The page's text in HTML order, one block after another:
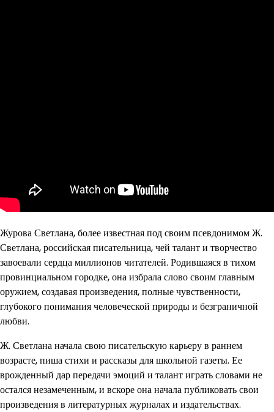
Журова Светлана, более известная под своим псевдонимом Ж.
Светлана, российская писательница, чей талант и творчество
завоевали сердца миллионов читателей. Родившаяся в тихом
провинциальном городке, она избрала слово своим главным
оружием, создавая произведения, полные чувственности,
глубокого понимания человеческой природы и безграничной
любви.
Ж. Светлана начала свою писательскую карьеру в раннем
возрасте, пиша стихи и рассказы для школьной газеты. Ее
врожденный дар передачи эмоций и талант играть словами не
остался незамеченным, и вскоре она начала публиковать свои
произведения в литературных журналах и издательствах.